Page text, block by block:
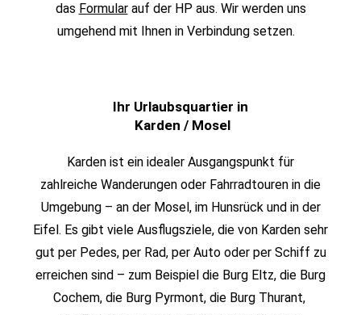
das Formularauf der HP aus. Wir werden uns
umgehend mit Ihnen in Verbindung setzen.
Ihr Urlaubsquartier in
Karden / Mosel
Karden ist ein idealer Ausgangspunkt für
zahlreiche Wanderungen oder Fahrradtouren in die
Umgebung – an der Mosel, im Hunsrück und in der
Eifel. Es gibt viele Ausflugsziele, die von Karden sehr
gut per Pedes, per Rad, per Auto oder per Schiff zu
erreichen sind – zum Beispiel die Burg Eltz, die Burg
Cochem, die Burg Pyrmont,die Burg Thurant,